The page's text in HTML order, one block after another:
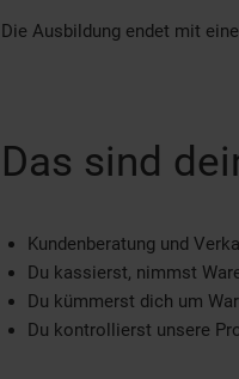
Die Ausbildung endet mit
Das sind
Kundenberatung und
Du kassierst, nimmst
Du kümmerst dich um
Du kontrollierst unsere